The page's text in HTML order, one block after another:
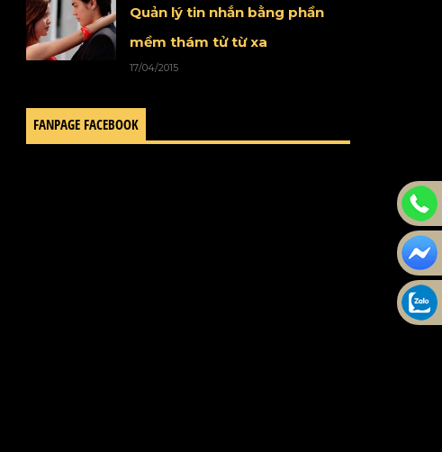
Quản lý tin nhắn bằng phần
mềm thám tử từ xa
17/04/2015
FANPAGE FACEBOOK